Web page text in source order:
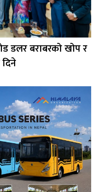
डलर बराबरको खोप र